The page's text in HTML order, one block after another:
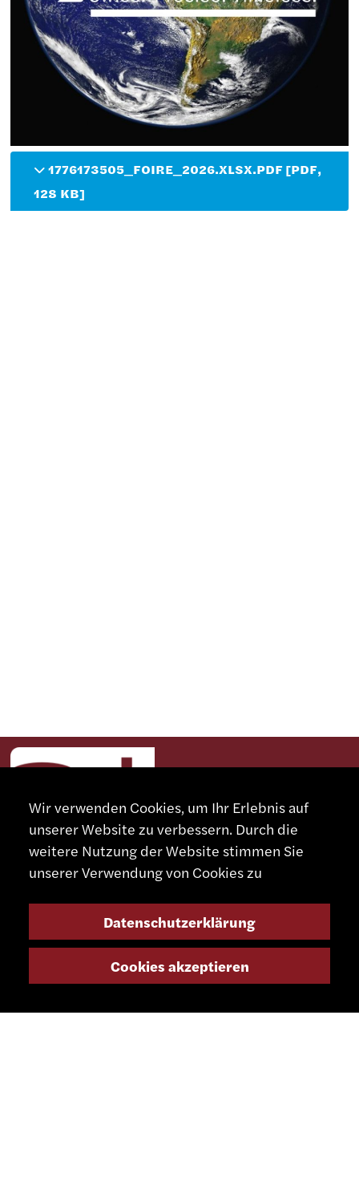
1776173505_FOIRE_2026.XLSX.PDF [PDF,
128 KB]
KONTAKT
+41 32 491 67 00
Wir verwenden Cookies, um Ihr Erlebnis auf
unserer Website zu verbessern. Durch die
weitere Nutzung der Website stimmen Sie
unserer Verwendung von Cookies zu
Datenschutzerklärung
Cookies akzeptieren